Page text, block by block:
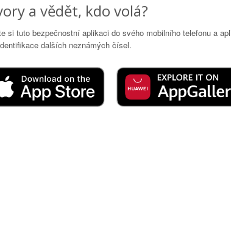
a vědět, kdo volá?
si tuto bezpečnostní aplikaci do svého mobilního telefonu a
dalších neznámých čísel.